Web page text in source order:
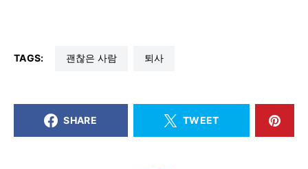
TAGS: 괜찮은 사람 퇴사
SHARE TWEET